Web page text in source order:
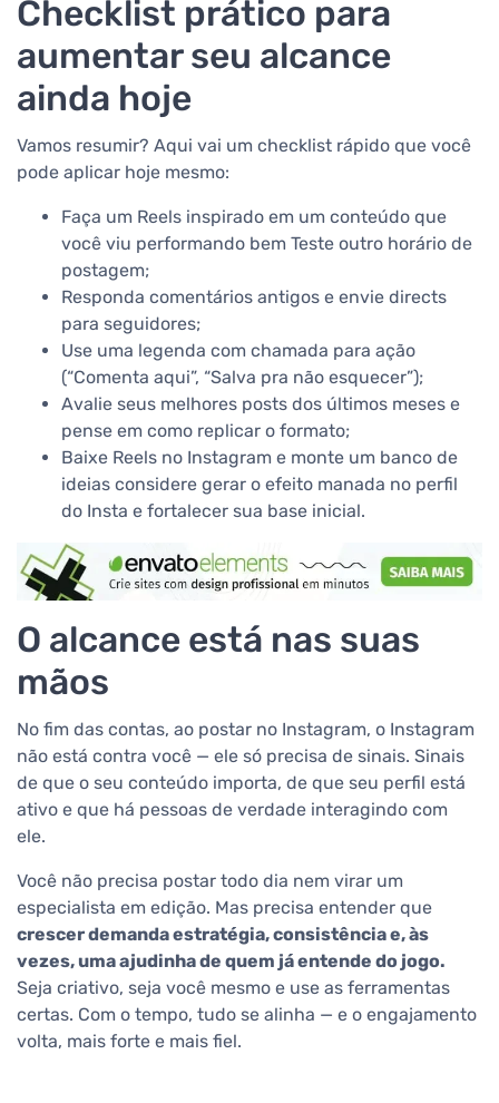
Checklist prático para
aumentar seu alcance
ainda hoje
Vamos resumir? Aqui vai um checklist rápido que você
pode aplicar hoje mesmo:
Faça um Reels inspirado em um conteúdo que
você viu performando bem Teste outro horário de
postagem;
Responda comentários antigos e envie directs
para seguidores;
Use uma legenda com chamada para ação
(“Comenta aqui”, “Salva pra não esquecer”);
Avalie seus melhores posts dos últimos meses e
pense em como replicar o formato;
Baixe Reels no Instagram e monte um banco de
ideias considere gerar o efeito manada no perfil
do Insta e fortalecer sua base inicial.
O alcance está nas suas
mãos
No fim das contas, ao postar no Instagram, o Instagram
não está contra você — ele só precisa de sinais. Sinais
de que o seu conteúdo importa, de que seu perfil está
ativo e que há pessoas de verdade interagindo com
ele.
Você não precisa postar todo dia nem virar um
especialista em edição. Mas precisa entender que
crescer demanda estratégia, consistência e, às
vezes, uma ajudinha de quem já entende do jogo.
Seja criativo, seja você mesmo e use as ferramentas
certas. Com o tempo, tudo se alinha — e o engajamento
volta, mais forte e mais fiel.